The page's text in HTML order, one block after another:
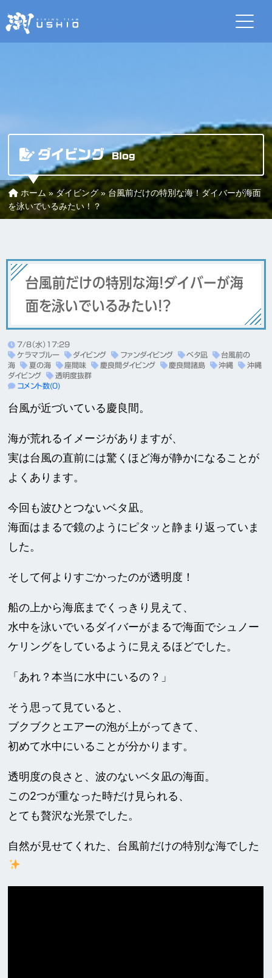
ダイビング Blog
ホーム » ダイビング» 台風前だけの特別な海！ダイバーが海面
を泳いでいるみたい！？
台風前だけの特別な海！ダイバーが海
面を泳いでいるみたい！？
7/8（水）17:29
ケラマブルー
ダイビング ファンダイビング ベタ凪
台風前の
海
夏の海 座間味 慶良間ダイビング 慶良間諸島 沖縄
沖縄
ダイビング
透明度抜群
コメント数(0)
台風が近づいている慶良間。
海が荒れるイメージがありますが、
実は台風の直前には驚くほど海が静かになることが
よくあります。
今回も波ひとつないベタ凪。
海面はまるで鏡のようにピタッと静まり返っていま
した。
そして何よりすごかったのが透明度！
船の上から海底までくっきり見えて、
水中を泳いでいるダイバーがまるで海面でシュノー
ケリングをしているように見えるほどでした。
「あれ？本当に水中にいるの？」
そう思って見ていると、
ブクブクとエアーの泡が上がってきて、
初めて水中にいることが分かります。
透明度の良さと、波のないベタ凪の海面。
この2つが重なった時だけ見られる、
とても贅沢な光景でした。
自然が見せてくれた、台風前だけの特別な海でした